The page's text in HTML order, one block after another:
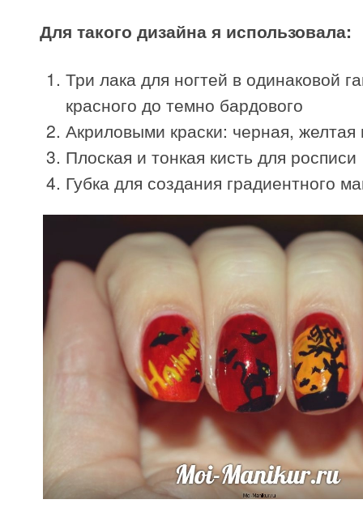
Для такого дизайна я использовала:
Три лака для ногтей в одинаковой
красного до темно бардового
Акриловыми краски: черная, желтая
Плоская и тонкая кисть для росписи
Губка для создания градиентного